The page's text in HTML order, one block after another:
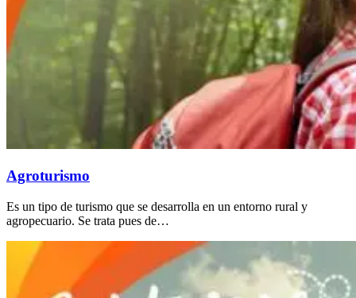
Agroturismo
Es un tipo de turismo que se desarrolla en un entorno rural y
agropecuario. Se trata pues de…